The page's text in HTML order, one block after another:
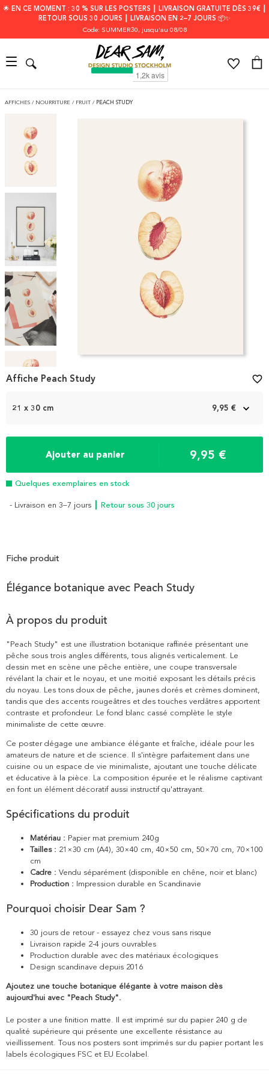
🌟 EN CE MOMENT : 30 % SUR LES POSTERS ┃ LIVRAISON GRATUITE DÈS 39€ ┃
RETOUR SOUS 30 JOURS ┃ LIVRAISON EN 2–7 JOURS 📦✨
Code: SUMMER30, jusqu'au 08/08
AFFICHES / NOURRITURE / FRUIT / PEACH STUDY
1
21 x 30 cm 9,95 €
Ajouter au panier 9,95 €
Quelques exemplaires en stock
- Livraison en 3–7 jours ┃ Retour sous 30 jours
Affiche Peach Study favorite_border
Fiche produit
Élégance botanique avec Peach Study
À propos du produit
"Peach Study" est une illustration botanique raffinée présentant une
pêche sous trois angles différents, tous alignés verticalement. Le
dessin met en scène une pêche entière, une coupe transversale
révélant la chair et le noyau, et une moitié exposant les détails précis
du noyau. Les tons doux de pêche, jaunes dorés et crèmes dominent,
tandis que des accents rougeâtres et des touches verdâtres apportent
contraste et profondeur. Le fond blanc cassé complète le style
minimaliste de cette œuvre.
Ce poster dégage une ambiance élégante et fraîche, idéale pour les
amateurs de nature et de science. Il s'intègre parfaitement dans une
cuisine ou un espace de vie minimaliste, ajoutant une touche délicate
et éducative à la pièce. La composition épurée et le réalisme captivant
en font un élément décoratif aussi instructif qu'attrayant.
Spécifications du produit
Matériau : Papier mat premium 240g
Tailles : 21×30 cm (A4), 30×40 cm, 40×50 cm, 50×70 cm, 70×100
cm
Cadre : Vendu séparément (disponible en chêne, noir et blanc)
Production : Impression durable en Scandinavie
Pourquoi choisir Dear Sam ?
30 jours de retour - essayez chez vous sans risque
Livraison rapide 2-4 jours ouvrables
Production durable avec des matériaux écologiques
Design scandinave depuis 2016
Ajoutez une touche botanique élégante à votre maison dès
aujourd'hui avec "Peach Study".
Le poster a une finition matte. Il est imprimé sur du papier 240 g de
qualité supérieure qui présente une excellente résistance au
vieillissement. Tous nos posters sont imprimés sur du papier portant les
labels écologiques FSC et EU Ecolabel.